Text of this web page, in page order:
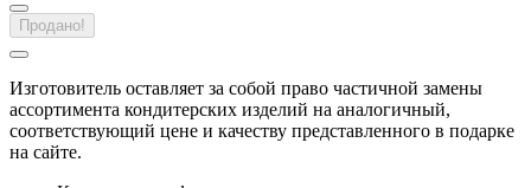
Продано!
Изготовитель оставляет за собой право частичной замены
ассортимента кондитерских изделий на аналогичный,
соответствующий цене и качеству представленного в подарке
на сайте.